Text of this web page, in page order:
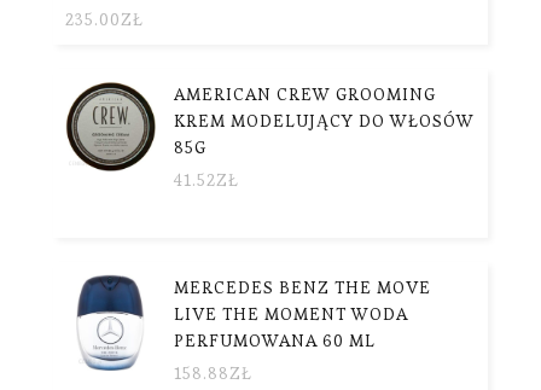
235.00ZŁ
AMERICAN CREW GROOMING
KREM MODELUJĄCY DO WŁOSÓW
85G
41.52ZŁ
MERCEDES BENZ THE MOVE
LIVE THE MOMENT WODA
PERFUMOWANA 60 ML
158.88ZŁ